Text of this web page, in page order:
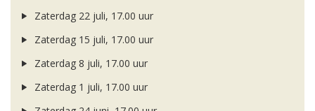
Zaterdag 22 juli, 17.00 uur
Zaterdag 15 juli, 17.00 uur
Zaterdag 8 juli, 17.00 uur
Zaterdag 1 juli, 17.00 uur